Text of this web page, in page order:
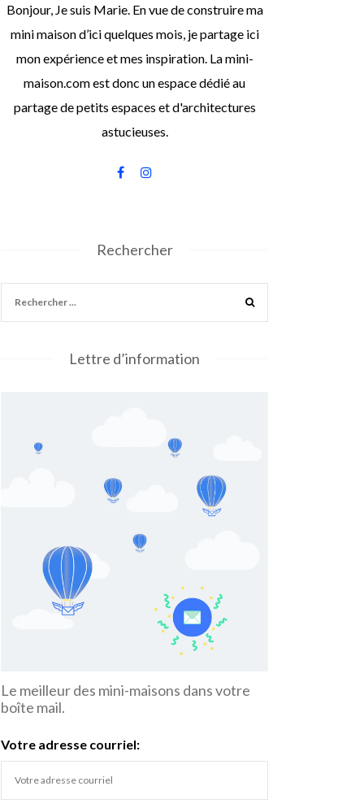
Bonjour, Je suis Marie. En vue de construire ma
mini maison d’ici quelques mois, je partage ici
mon expérience et mes inspiration. La mini-
maison.com est donc un espace dédié au
partage de petits espaces et d'architectures
astucieuses.
Rechercher
Lettre d’information
Le meilleur des mini-maisons dans votre
boîte mail.
Votre adresse courriel: